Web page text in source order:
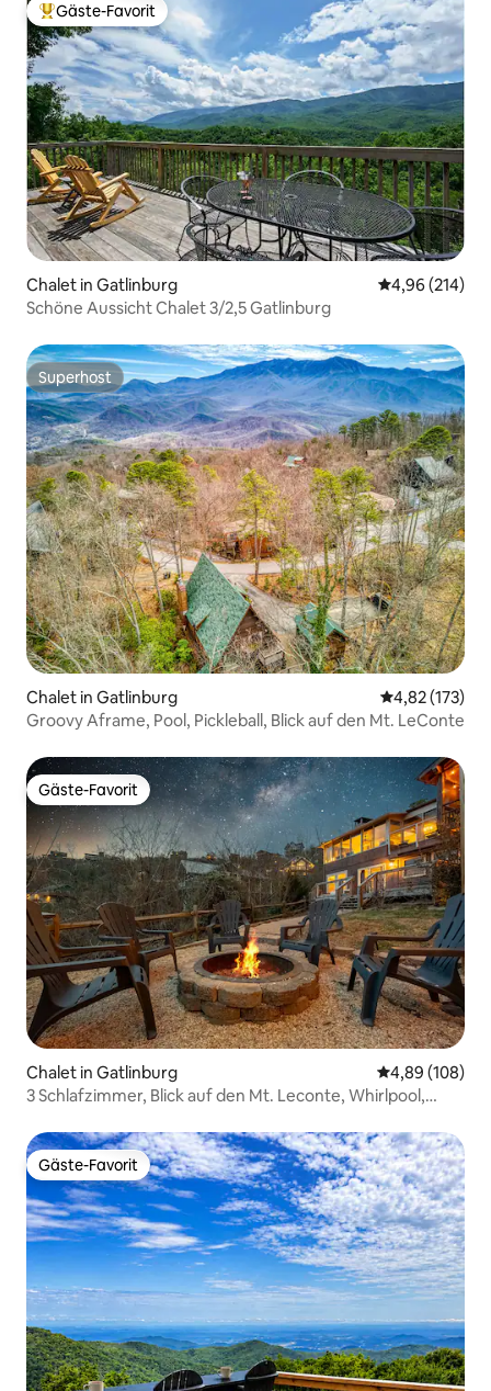
Beliebter Gäste-Favorit.
Gäste-Favorit
Chalet in Gatlinburg
4,96 (214)
Schöne Aussicht Chalet 3/2,5 Gatlinburg
Superhost
Superhost
Chalet in Gatlinburg
4,82 (173)
Groovy Aframe, Pool, Pickleball, Blick auf den Mt. LeConte
Gäste-Favorit
Gäste-Favorit
Chalet in Gatlinburg
4,89 (108)
3 Schlafzimmer, Blick auf den Mt. Leconte, Whirlpool,
Gäste-Favorit
Gäste-Favorit